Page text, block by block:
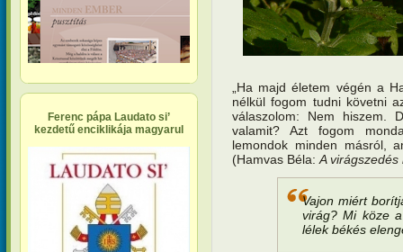
Ferenc pápa Laudato si’
kezdetű enciklikája magyarul
„Ha majd életem végén a
nélkül fogom tudni követni
válaszolom: Nem hiszem.
valamit? Azt fogom
lemondok minden másról,
(Hamvas Béla: A virágszedés
Vajon miért
virág? Mi köze
lélek békés